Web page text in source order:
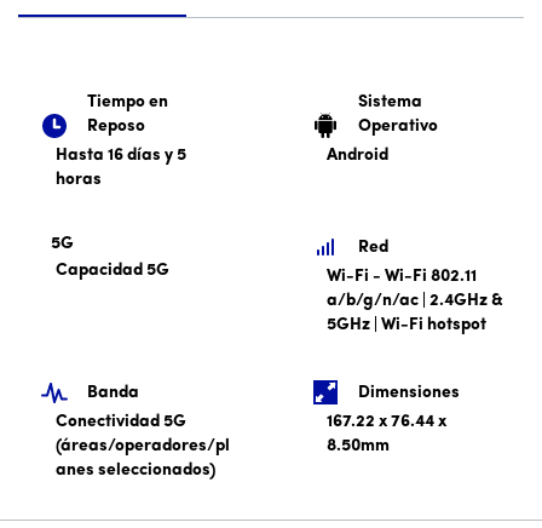
Tiempo en
Reposo
Hasta 16 días y 5
horas
Sistema
Operativo
Android
5G
Capacidad 5G
Red
Wi-Fi - Wi-Fi 802.11
a/b/g/n/ac | 2.4GHz &
5GHz | Wi-Fi hotspot
Banda
Conectividad 5G
(áreas/operadores/pl
anes seleccionados)
Dimensiones
167.22 x 76.44 x
8.50mm